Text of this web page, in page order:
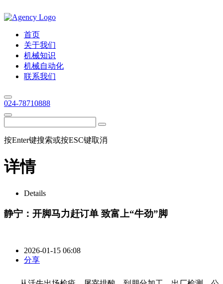
首页
关于我们
机械知识
机械自动化
联系我们
024-78710888
按Enter键搜索或按ESC键取消
详情
Details
静宁：开脚马力赶订单 致富上“牛劲”脚
2026-01-15 06:08
分享